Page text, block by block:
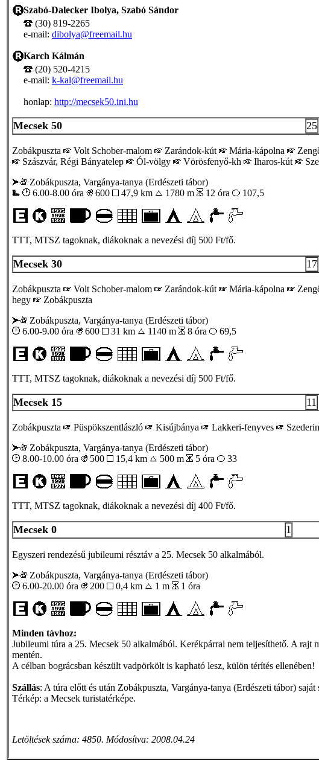
Szabó-Dalecker Ibolya, Szabó Sándor
(30) 819-2265
e-mail: dibolya@freemail.hu
Karch Kálmán
(20) 520-4215
e-mail: k-kal@freemail.hu
honlap: http://mecsek50.ini.hu
Mecsek 50 25
Zobákpuszta Volt Schober-malom Zarándok-kút Mária-kápolna
Szászvár, Régi Bányatelep
Ól-völgy Vörösfenyő-kh Iharos-kút
Zobákpuszta, Vargánya-tanya (Erdészeti tábor)
6.00-8.00 óra
600 47,9 km 1780 m 12 óra 107,5
TTT, MTSZ tagoknak, diákoknak a nevezési díj 500 Ft/fő.
Mecsek 30 17
Zobákpuszta Volt Schober-malom Zarándok-kút Mária-kápolna
hegy
Zobákpuszta
Zobákpuszta, Vargánya-tanya (Erdészeti tábor)
6.00-9.00 óra
600 31 km 1140 m 8 óra 69,5
TTT, MTSZ tagoknak, diákoknak a nevezési díj 500 Ft/fő.
Mecsek 15 11
Zobákpuszta Püspökszentlászló Kisújbánya Lakkeri-fenyves
Zobákpuszta, Vargánya-tanya (Erdészeti tábor)
8.00-10.00 óra
500 15,4 km 500 m 5 óra 33
TTT, MTSZ tagoknak, diákoknak a nevezési díj 400 Ft/fő.
Mecsek 0 1
Egyszeri rendezésű jubileumi résztáv a 25. Mecsek 50 alkalmából.
Zobákpuszta, Vargánya-tanya (Erdészeti tábor)
6.00-20.00 óra
200 0,4 km 1 m 1 óra
Minden távhoz:
Jubileumi túra a 25. Mecsek 50 alkalmából. Kerékpárral nem teljesíthető. A rajt
mentén.
A célban bográcsban készült vadpörkölt is kapható lesz, külön térítés ellenében!
Szállás: A túra előtt és után Zobákpuszta, Vargánya-tanya (Erdészeti tábor)
Térkép: a Mecsek turistatérképe.
Letöltések száma: 4850. Módosítva: 2008.04.24